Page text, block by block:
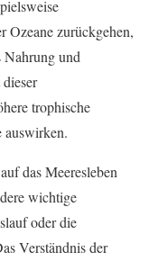
Ozeane zurückgehen,
Nahrung und
trophische
auswirken.
das Meeresleben
wichtige
oder die
Verständnis der